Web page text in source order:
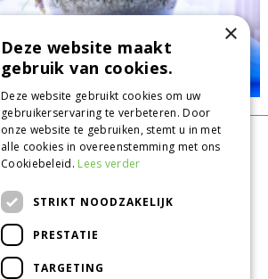
×
Deze website maakt
gebruik van cookies.
Deze website gebruikt cookies om uw
gebruikerservaring te verbeteren. Door
onze website te gebruiken, stemt u in met
alle cookies in overeenstemming met ons
Cookiebeleid. Lees verder
STRIKT NOODZAKELIJK
PRESTATIE
TARGETING